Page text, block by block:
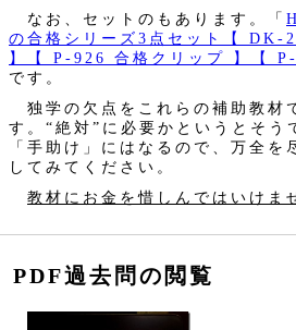
なお、セットのもあります。「
の合格シリーズ3点セット【 DK-
】【 P-926 合格クリップ 】【
です。
独学の欠点をこれらの補助教材
す。“絶対”に必要かというとそう
「手助け」にはなるので、万全を
してみてください。
教材にお金を惜しんではいけま
PDF過去問の閲覧